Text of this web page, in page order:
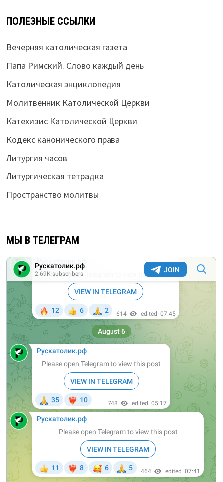
ПОЛЕЗНЫЕ ССЫЛКИ
Вечерняя католическая газета
Папа Римский. Слово каждый день
Католическая энциклопедия
Молитвенник Католической Церкви
Катехизис Католической Церкви
Кодекс канонического права
Литургия часов
Литургическая тетрадка
Пространство молитвы
МЫ В ТЕЛЕГРАМ